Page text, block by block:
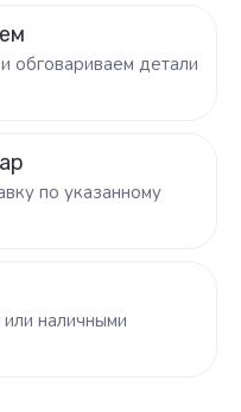
обговариваем детали
по указанному
наличными